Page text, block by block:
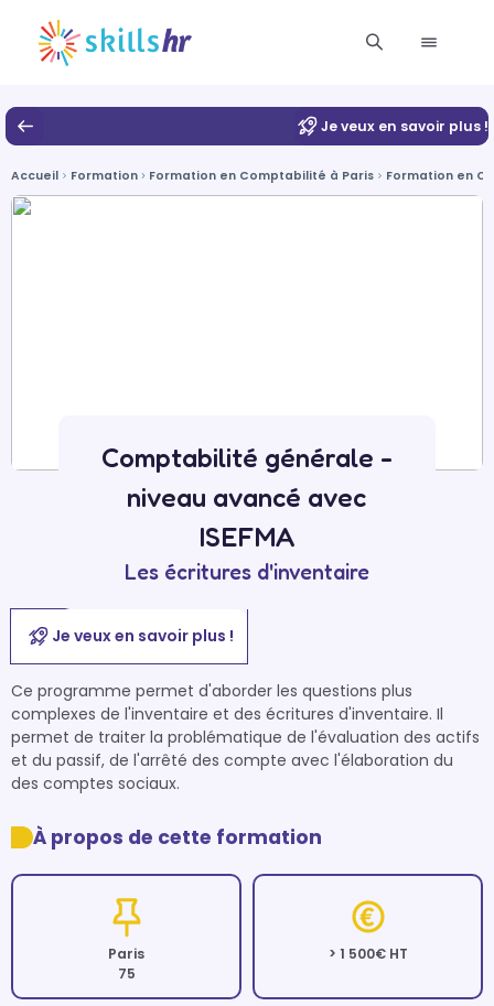
Je veux en savoir plus !
Accueil Formation Formation en Comptabilité à Paris Formation en
Comptabilité générale -
niveau avancé avec
ISEFMA
Les écritures d'inventaire
Je veux en savoir plus !
Ce programme permet d'aborder les questions plus
complexes de l'inventaire et des écritures d'inventaire. Il
permet de traiter la problématique de l'évaluation des actifs
et du passif, de l'arrêté des compte avec l'élaboration du
des comptes sociaux.
À propos de cette formation
Paris
75
> 1 500€ HT